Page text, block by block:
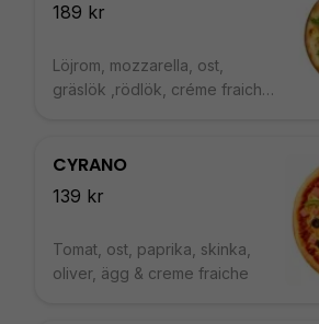
189 kr
Löjrom, mozzarella, ost,
gräslök ,rödlök, créme fraiche,
CYRANO
139 kr
Tomat, ost, paprika, skinka,
oliver, ägg & creme fraiche